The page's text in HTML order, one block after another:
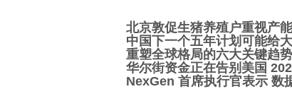
北京敦促生猪养殖户重视产
中国下一个五年计划可能给
重塑全球格局的六大关键趋势
华尔街资金正在告别美国
NexGen 首席执行官表示 数